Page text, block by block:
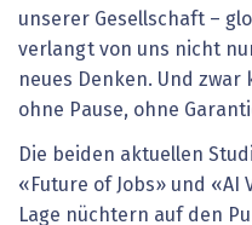
unserer Gesellschaft –
verlangt von uns nicht
neues Denken. Und
ohne Pause, ohne
Die beiden aktuellen
«Future of Jobs» und «AI
Lage nüchtern auf den